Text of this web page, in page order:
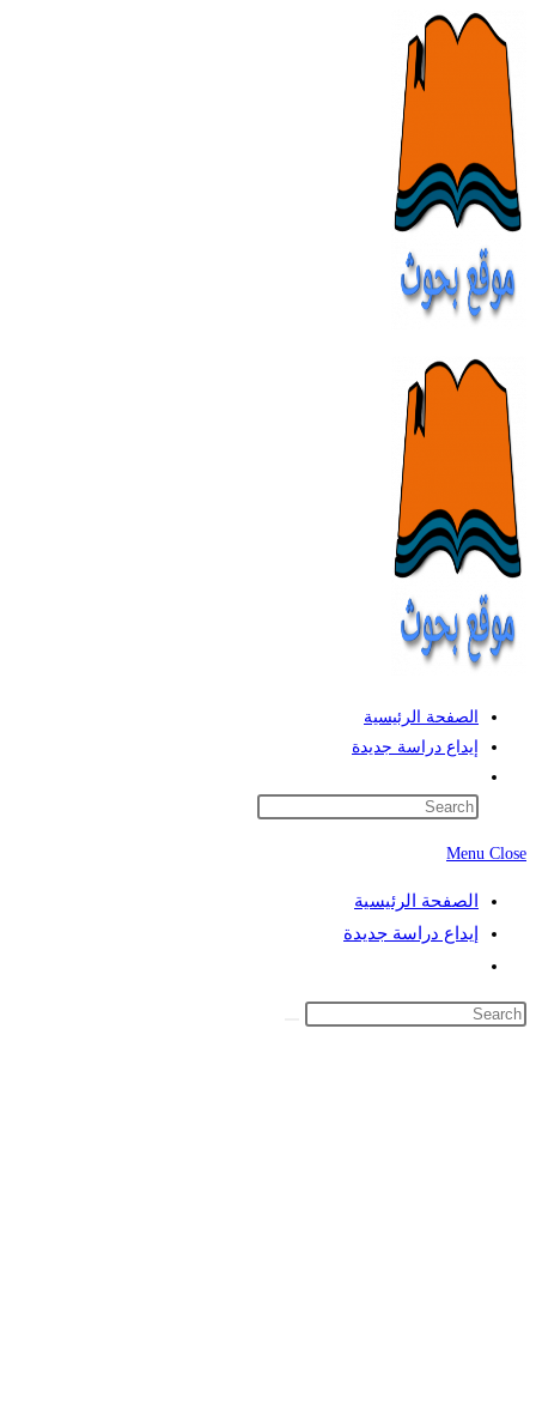
content
الصفحة الرئيسية
إيداع دراسة جديدة
website
Menu Close
الصفحة الرئيسية
إيداع دراسة جديدة
search